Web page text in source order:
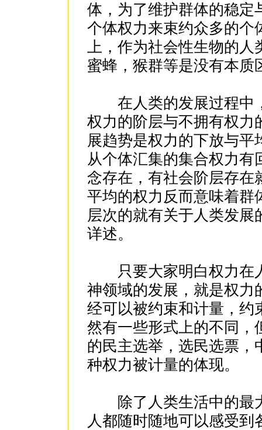
体，为了维护群体的稳定
个体权力来束约众多的个
上，作为社会性生物的人
蜜蜂，猴群等是没有本质
在人类的发展过程中
权力的阶层与不拥有权力
展趋势是权力的下放与
从个体汇集的集合权力
念存在，有社会阶层存在
平均的权力反而意味着
层次的就有关于人类发
详述。
只要大家明白权力在
神领域的发展，就是权力
经可以被约束和计量，约
然有一些形式上的不同，
的民主选举，选民选票，
种权力被计量的体现。
除了人类生活中的最
人都随时随地可以感受